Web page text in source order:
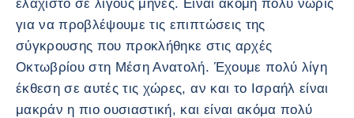
ελάχιστο σε λίγους μήνες. Είναι ακόμη πολύ νωρίς
για να προβλέψουμε τις επιπτώσεις της
σύγκρουσης που προκλήθηκε στις αρχές
Οκτωβρίου στη Μέση Ανατολή. Έχουμε πολύ λίγη
έκθεση σε αυτές τις χώρες, αν και το Ισραήλ είναι
μακράν η πιο ουσιαστική, και είναι ακόμα πολύ